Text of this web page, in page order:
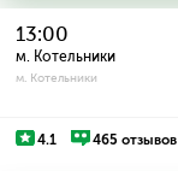
13:00
м. Котельники
м. Котельники
4.1 465 отзывов